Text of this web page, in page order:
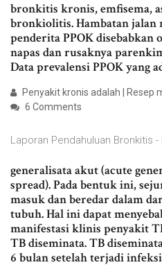
bronkitis kronis, emfisema,
bronkiolitis. Hambatan jalan
penderita PPOK disebabkan
napas dan rusaknya
Data prevalensi PPOK yang
Penyakit kronis adalah | Resep
6 Comments
Laporan Pendahuluan Bronkitis
generalisata akut (acute
spread). Pada bentuk ini,
masuk dan beredar dalam
tubuh. Hal ini dapat
manifestasi klinis penyakit
TB diseminata. TB
6 bulan setelah terjadi